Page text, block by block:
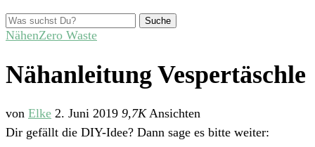
Suche
NähenZero Waste
Nähanleitung Vespertäschle
von Elke 2. Juni 2019 9,7KAnsichten
Dir gefällt die DIY-Idee? Dann sage es bitte weiter: